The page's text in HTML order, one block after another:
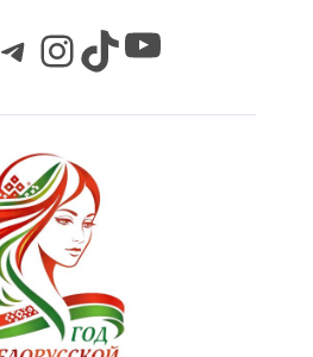
Telegram InstagramTikTok YouTube